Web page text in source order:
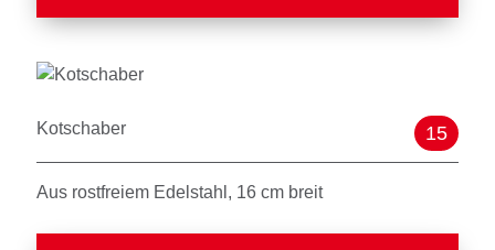
Kotschaber 15
Aus rostfreiem Edelstahl, 16 cm breit